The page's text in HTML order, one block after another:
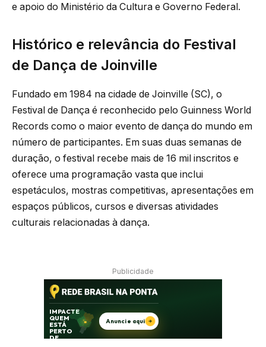
e apoio do Ministério da Cultura e Governo Federal.
Histórico e relevância do Festival
de Dança de Joinville
Fundado em 1984 na cidade de Joinville (SC), o
Festival de Dança é reconhecido pelo Guinness World
Records como o maior evento de dança do mundo em
número de participantes. Em suas duas semanas de
duração, o festival recebe mais de 16 mil inscritos e
oferece uma programação vasta que inclui
espetáculos, mostras competitivas, apresentações em
espaços públicos, cursos e diversas atividades
culturais relacionadas à dança.
Publicidade